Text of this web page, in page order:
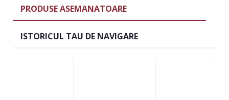
PRODUSE ASEMANATOARE
ISTORICUL TAU DE NAVIGARE